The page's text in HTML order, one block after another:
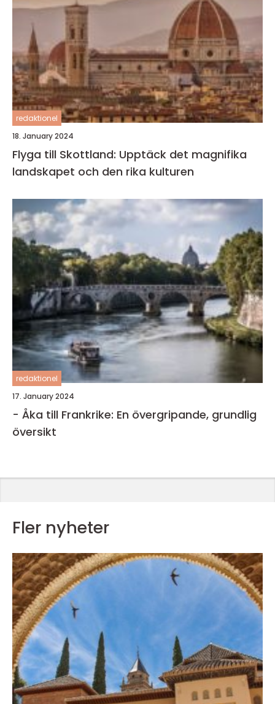
redaktionel
18. January 2024
Flyga till Skottland: Upptäck det magnifika
landskapet och den rika kulturen
redaktionel
17. January 2024
- Åka till Frankrike: En övergripande, grundlig
översikt
Fler nyheter